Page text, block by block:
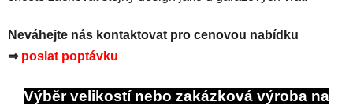
Neváhejte nás kontaktovat pro cenovou nabídku
⇒ poslat poptávku
Výběr velikostí nebo zakázková výroba na